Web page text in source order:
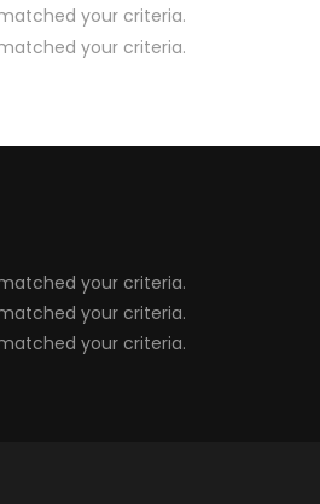
your criteria.
your criteria.
your criteria.
your criteria.
your criteria.